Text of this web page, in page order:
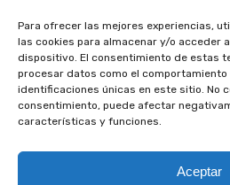
Para ofrecer las mejores experiencias,
las cookies para almacenar y/o acceder
dispositivo. El consentimiento de estas
procesar datos como el comportamiento
identificaciones únicas en este sitio. No
consentimiento, puede afectar
características y funciones.
Aceptar
Patagual Radio Digital 2026 -
reservados
la Radio de Verdad
Cobertura
Programación